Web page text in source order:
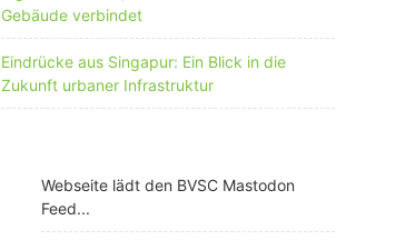
Gebäude verbindet
Eindrücke aus Singapur: Ein Blick in die
Zukunft urbaner Infrastruktur
Webseite lädt den BVSC Mastodon
Feed...